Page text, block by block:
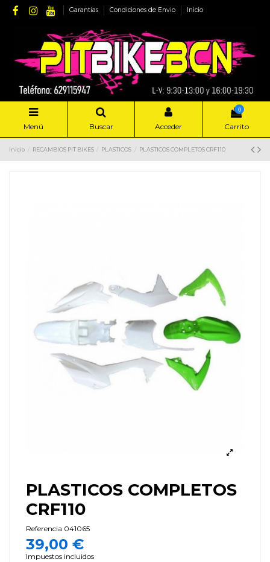
Garantias Condiciones de Envio Inicio
Menú Buscar Acceder
0
Carrito
Inicio RECAMBIOS PIT BIKES PLASTICOS PLASTICOS COMPLETOS CRF110
PLASTICOS COMPLETOS
CRF110
Referencia 041065
39,00 €
Impuestos incluidos